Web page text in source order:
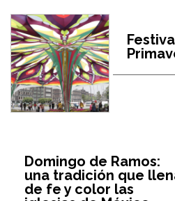
Domingo de Ramos:
una tradición que
de fe y color las